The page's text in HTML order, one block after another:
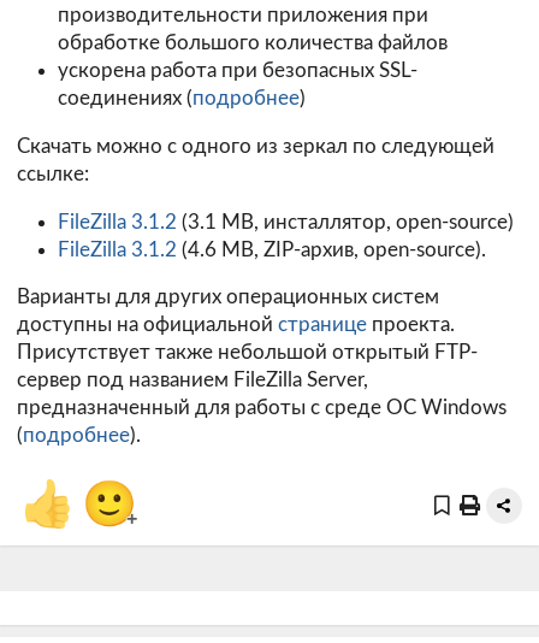
производительности приложения при
обработке большого количества файлов
ускорена работа при безопасных SSL-
соединениях (подробнее)
Скачать можно с одного из зеркал по следующей
ссылке:
FileZilla 3.1.2 (3.1 MB, инсталлятор, open-source)
FileZilla 3.1.2 (4.6 MB, ZIP-архив, open-source).
Варианты для других операционных систем
доступны на официальной странице проекта.
Присутствует также небольшой открытый FTP-
сервер под названием FileZilla Server,
предназначенный для работы с среде ОС Windows
(подробнее).
👍 🙂+